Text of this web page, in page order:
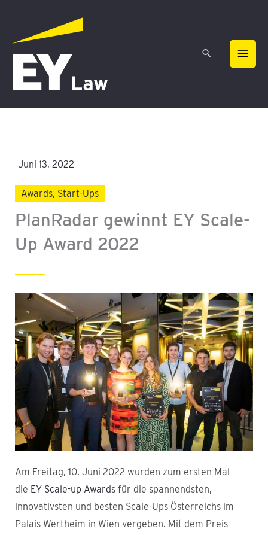
springen
Juni 13, 2022
Awards, Start-Ups
PlanRadar gewinnt EY Scale-
Up Award 2022
Am Freitag, 10. Juni 2022 wurden zum ersten Mal
die EY Scale-up Awards für die spannendsten,
innovativsten und besten Scale-Ups Österreichs im
Palais Wertheim in Wien vergeben. Mit dem Preis